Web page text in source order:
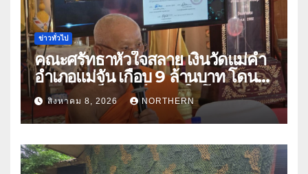
ข่าวทั่วไป
คณะศรัทธาหัวใจสลาย เงินวัดแม่คำ
อำเภอแม่จัน เกือบ 9 ล้านบาท โดน
แก๊งคอลเซ็นเตอร์หลอกให้โอนข้าม
ปีกว่า 66 บัญชี
สิงหาคม 8, 2026 NORTHERN